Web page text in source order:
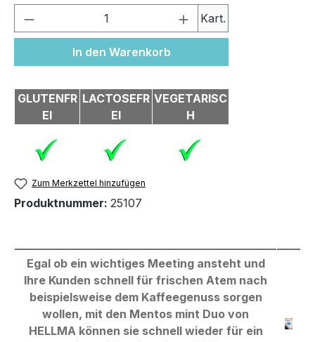
Produkt Anzahl: Gib denKart.
In den Warenkorb
GLUTENFR
EI
LACTOSEFR
EI
VEGETARISC
H
Zum Merkzettel hinzufügen
Produktnummer: 25107
Egal ob ein wichtiges Meeting ansteht und
Ihre Kunden schnell für frischen Atem nach
beispielsweise dem Kaffeegenuss sorgen
wollen, mit den Mentos mint Duo von
HELLMA können sie schnell wieder für ein